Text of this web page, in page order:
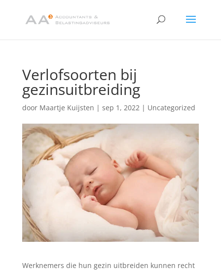
Verlofsoorten bij
gezinsuitbreiding
door Maartje Kuijsten | sep 1, 2022| Uncategorized
Werknemers die hun gezin uitbreiden kunnen recht